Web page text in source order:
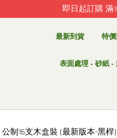
即日起訂購 滿
最新到貨 特
表面處理 - 砂紙 -
制16支木盒裝 (最新版本-黑桿)